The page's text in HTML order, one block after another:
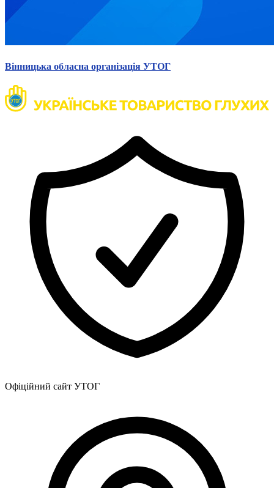
Вінницька обласна організація УТОГ
Офіційний сайт УТОГ